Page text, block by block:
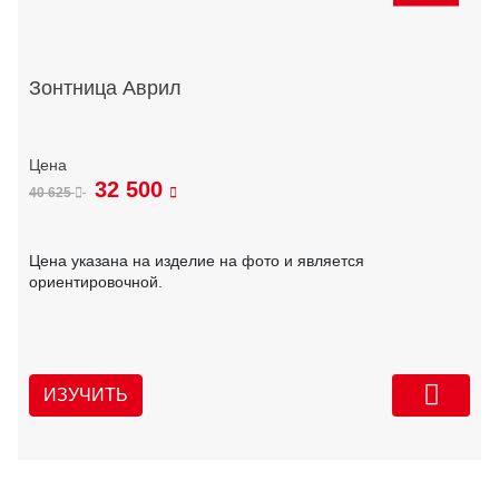
Зонтница Аврил
40 625 32 500
Цена указана на изделие на фото и является
ориентировочной.
ИЗУЧИТЬ